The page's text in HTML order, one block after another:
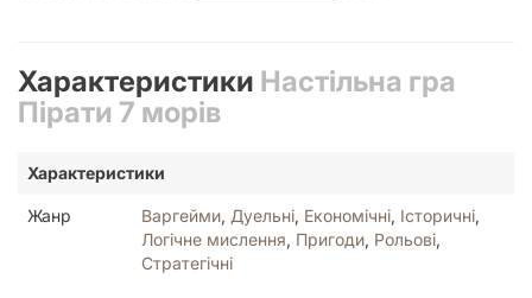
Кожен раунд починається із планування дій. Гравці таємно
вибирають карти персонажів і розігрують їх згідно з
порядком, вказаним на спеціальній лінійці. Гравець повинен
поточному раунді - у такому разі гравець отримує бонус-
подвійний подарунок.
Дії персонажів і подарунки
Характеристики Настільна гра
Пірати 7 морів
Характеристики
Жанр Варгейми, Дуельні, Економічні, Історичні,
Логічне мислення, Пригоди, Рольові,
Стратегічні